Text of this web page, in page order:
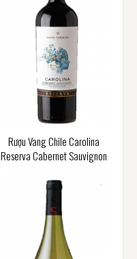
Rượu Vang Chile Carolina
Reserva Cabernet Sauvignon